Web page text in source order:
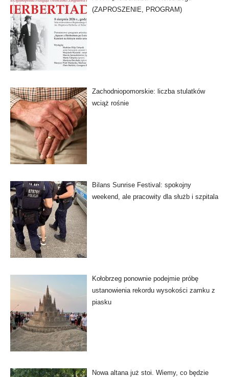
(ZAPROSZENIE, PROGRAM)
Zachodniopomorskie: liczba stulatków
wciąż rośnie
Bilans Sunrise Festival: spokojny
weekend, ale pracowity dla służb i szpitala
Kołobrzeg ponownie podejmie próbę
ustanowienia rekordu wysokości zamku z
piasku
Nowa altana już stoi. Wiemy, co będzie